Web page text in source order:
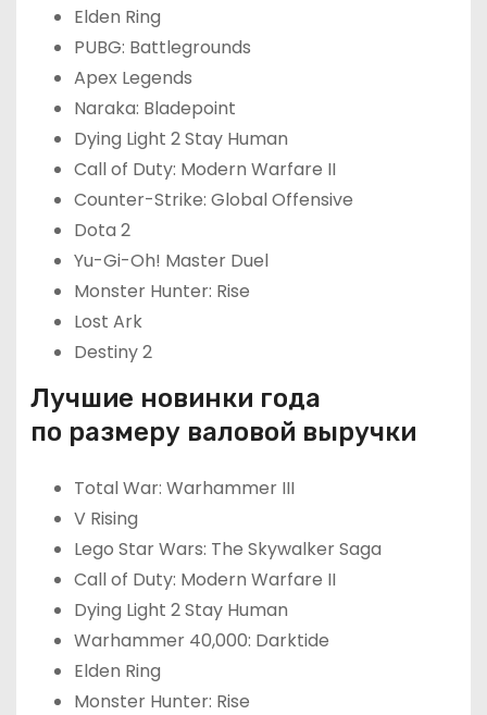
Elden Ring
PUBG: Battlegrounds
Apex Legends
Naraka: Bladepoint
Dying Light 2 Stay Human
Call of Duty: Modern Warfare II
Counter-Strike: Global Offensive
Dota 2
Yu-Gi-Oh! Master Duel
Monster Hunter: Rise
Lost Ark
Destiny 2
Лучшие новинки года
по размеру валовой выручки
Total War: Warhammer III
V Rising
Lego Star Wars: The Skywalker Saga
Call of Duty: Modern Warfare II
Dying Light 2 Stay Human
Warhammer 40,000: Darktide
Elden Ring
Monster Hunter: Rise